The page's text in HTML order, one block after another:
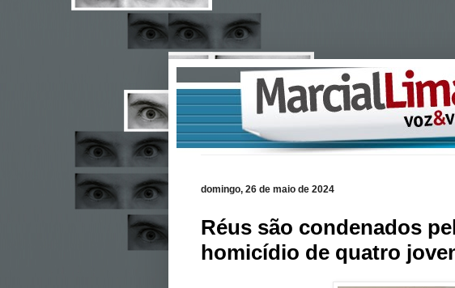
domingo, 26 de maio de 2024
Réus são condenados
homicídio de quatro